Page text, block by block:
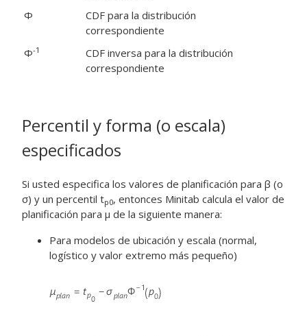
Φ
CDF para la distribución
correspondiente
Φ-1
CDF inversa para la distribución
correspondiente
Percentil y forma (o escala)
especificados
Si usted especifica los valores de planificación para β (o
σ) y un percentil tp0, entonces Minitab calcula el valor de
planificación para μ de la siguiente manera:
Para modelos de ubicación y escala (normal,
logístico y valor extremo más pequeño)